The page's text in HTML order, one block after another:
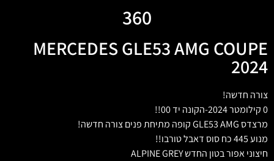
360
MERCEDES GLE53 AMG COUPE
2024
צורה חדשה!
0 קילומטר 2024-הקונה יד 00!!
מרצדס GLE53 AMG קופה מתיחת פנים צורה חדשה!
מנוע 445 כח סוס דאבל טורבו!!
חיצוני אפור בטון החדש ALPINE GREY